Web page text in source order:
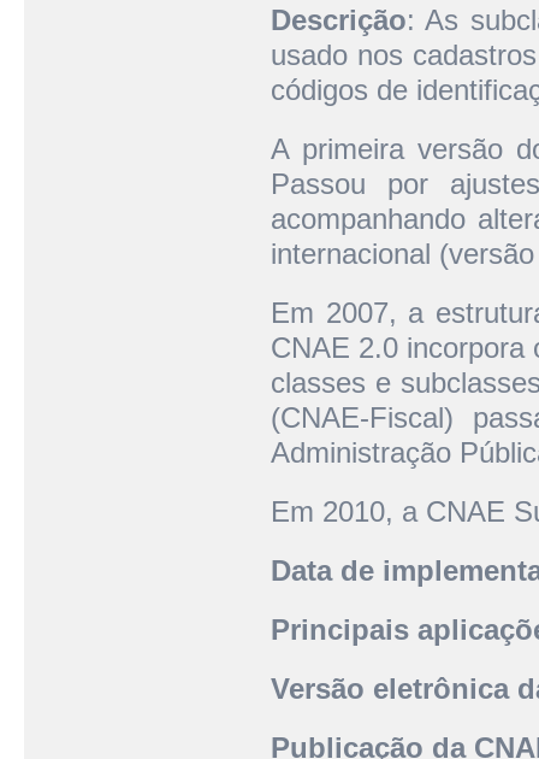
Descrição: As
usado nos
códigos de
A primeira versão
Passou por
acompanhando
internacional
Em 2007, a
CNAE 2.0 incorpora
classes e
(CNAE-Fiscal)
Administração
Em 2010, a CNAE
Data de
Principais
Versão eletrônica
Publicação da